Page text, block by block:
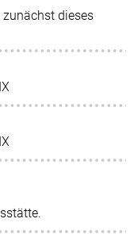
dieses